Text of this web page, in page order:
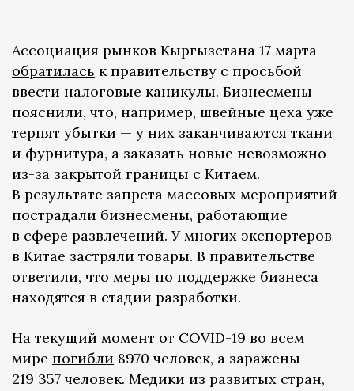
Ассоциация рынков Кыргызстана 17 марта
обратилась к правительству с просьбой
ввести налоговые каникулы. Бизнесмены
пояснили, что, например, швейные цеха уже
терпят убытки — у них заканчиваются ткани
и фурнитура, а заказать новые невозможно
из-за закрытой границы с Китаем.
В результате запрета массовых мероприятий
пострадали бизнесмены, работающие
в сфере развлечений. У многих экспортеров
в Китае застряли товары. В правительстве
ответили, что меры по поддержке бизнеса
находятся в стадии разработки.
На текущий момент от COVID-19 во всем
мире погибли 8970 человек, а заражены
219 357 человек. Медики из развитых стран,